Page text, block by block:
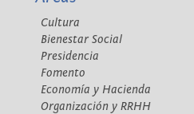
Cultura
Bienestar Social
Presidencia
Fomento
Economía y Hacienda
Organización y RRHH